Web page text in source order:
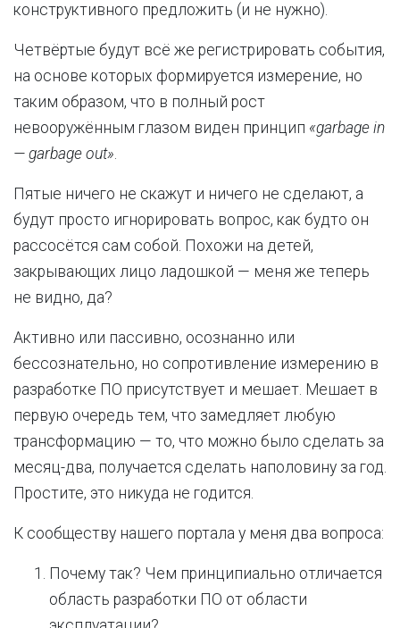
конструктивного предложить (и не нужно).
Четвёртые будут всё же регистрировать события,
на основе которых формируется измерение, но
таким образом, что в полный рост
невооружённым глазом виден принцип «garbage in
— garbage out».
Пятые ничего не скажут и ничего не сделают, а
будут просто игнорировать вопрос, как будто он
рассосётся сам собой. Похожи на детей,
закрывающих лицо ладошкой — меня же теперь
не видно, да?
Активно или пассивно, осознанно или
бессознательно, но сопротивление измерению в
разработке ПО присутствует и мешает. Мешает в
первую очередь тем, что замедляет любую
трансформацию — то, что можно было сделать за
месяц-два, получается сделать наполовину за год.
Простите, это никуда не годится.
К сообществу нашего портала у меня два вопроса:
Почему так? Чем принципиально отличается
область разработки ПО от области